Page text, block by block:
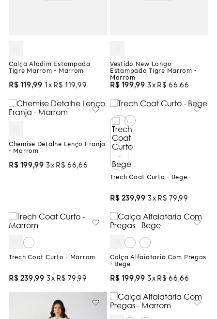
Calça Aladim Estampada
Tigre Marrom - Marrom
R$ 119,99 1 R$ 119 ,99
Vestido New Longo
Estampado Tigre Marrom -
Marrom
R$ 199,99 3 R$ 66 ,66
Chemise Detalhe Lenço Franja
- Marrom
R$ 199,99 3 R$ 66 ,66
Trech Coat Curto - Bege
R$ 239,99 3 R$ 79 ,99
Trech Coat Curto - Marrom
R$ 239,99 3 R$ 79 ,99
Calça Alfaiataria Com Pregas
- Bege
R$ 199,99 3 R$ 66 ,66